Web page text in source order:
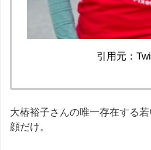
引用元：
大椿裕子さんの唯一存在する
顔だけ。